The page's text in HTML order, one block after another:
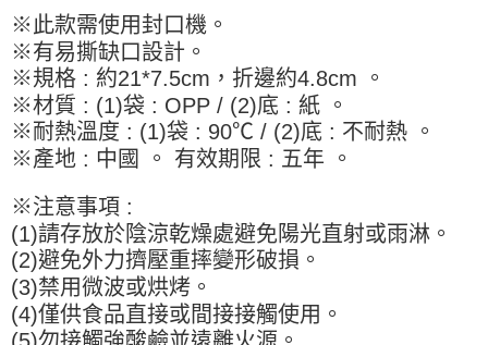
１．透過由恩沛科技股份有限公司提供之「AFTEE先享後付」服務完成之交
易，需依本服務之必要範圍內提供個人資料，並將交易相關給付款項請求債
權轉讓予恩沛科技股份有限公司。
２．關於個人資料處理事宜，請瀏覽以下網址：
https://aftee.tw/terms/#terms3
３．未成年的使用者請事先徵得法定代理人或監護人之同意方可使用
「AFTEE先享後付」，若未經同意申辦者引起之損失，本公司不負相關責
任。
時審查核予不同之上限額度；若仍有額度不足之情形，本公司將視審查結果
請求用戶進行身份認證。
５．嚴禁一人註冊多個帳號或使用他人資訊註冊。若發現惡意使用之情形，
恩沛科技股份有限公司將有權停止該用戶之使用額度並採取法律行動。
付款後7-11取貨-重量限制含紙箱10kg，請控制商品重量在9~
9.5kg
每筆NT$90，滿NT$990(含以上)免運費
宅配-新竹物流
每筆NT$150，滿NT$2,000(含以上)免運費
每筆NT$120，滿NT$2,000(含以上)免運費
※此款需使用封口機。
※有易撕缺口設計。
※規格 : 約21*7.5cm，折邊約4.8cm 。
※材質 : (1)袋 : OPP / (2)底 : 紙 。
※耐熱溫度 : (1)袋 : 90℃ / (2)底 : 不耐熱 。
※產地 : 中國 。 有效期限 : 五年 。
※注意事項 :
(1)請存放於陰涼乾燥處避免陽光直射或雨淋。
(2)避免外力擠壓重摔變形破損。
(3)禁用微波或烘烤。
(4)僅供食品直接或間接接觸使用。